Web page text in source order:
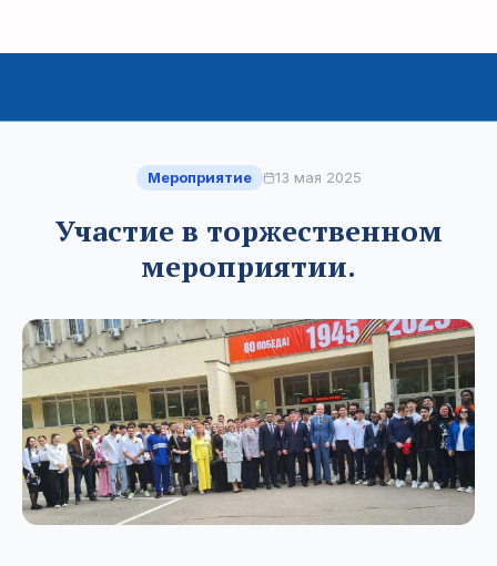
Мероприятие 13 мая 2025
Участие в торжественном
мероприятии.